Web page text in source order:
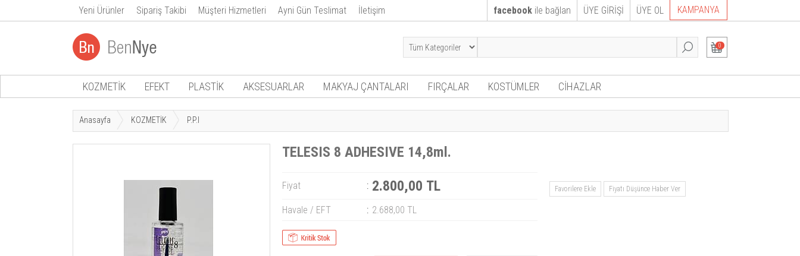
Yeni Ürünler Sipariş Takibi Müşteri Hizmetleri Ayni Gün Teslimat İletişim KAMPANYA
facebook ile bağlan ÜYE GİRİŞİ ÜYE OL
0
KOZMETİK EFEKT PLASTİK AKSESUARLAR MAKYAJ ÇANTALARI FIRÇALAR KOSTÜMLER CİHAZLAR
Anasayfa KOZMETİK P.P.I
TELESIS 8 ADHESIVE 14,8ml.
Fiyat : 2.800,00 TL
Havale / EFT : 2.688,00 TL
Favorilere Ekle Fiyatı Düşünce Haber Ver